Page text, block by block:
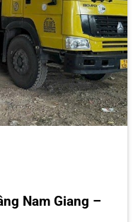
Nam Giang –